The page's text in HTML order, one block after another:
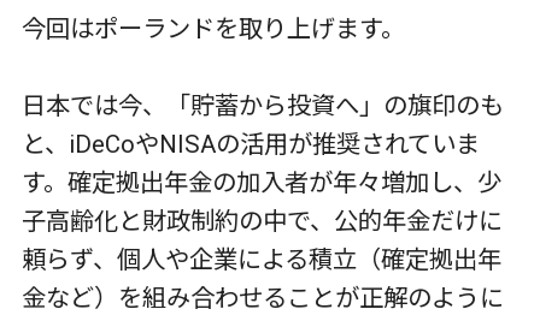
今回はポーランドを取り上げます。
日本では今、「貯蓄から投資へ」の旗印のも
と、 iDeCoやNISAの活用が推奨されていま
す。確定拠出年金の加入者が年々増加し、少
子高齢化と財政制約の中で、公的年金だけに
頼らず、個人や企業による積立（確定拠出年
金など）を組み合わせることが正解のように